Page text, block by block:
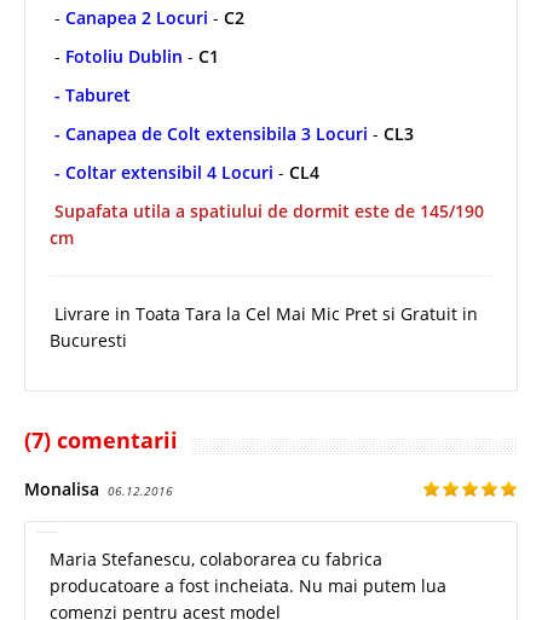
- Canapea 2 Locuri - C2
- Fotoliu Dublin - C1
- Taburet
- Canapea de Colt extensibila 3 Locuri - CL3
- Coltar extensibil 4 Locuri - CL4
Supafata utila a spatiului de dormit este de 145/190
cm
Livrare in Toata Tara la Cel Mai Mic Pret si Gratuit in
Bucuresti
(7) comentarii
Monalisa 06.12.2016
Maria Stefanescu, colaborarea cu fabrica
producatoare a fost incheiata. Nu mai putem lua
comenzi pentru acest model